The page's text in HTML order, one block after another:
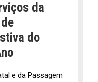
da
do
e da Passagem